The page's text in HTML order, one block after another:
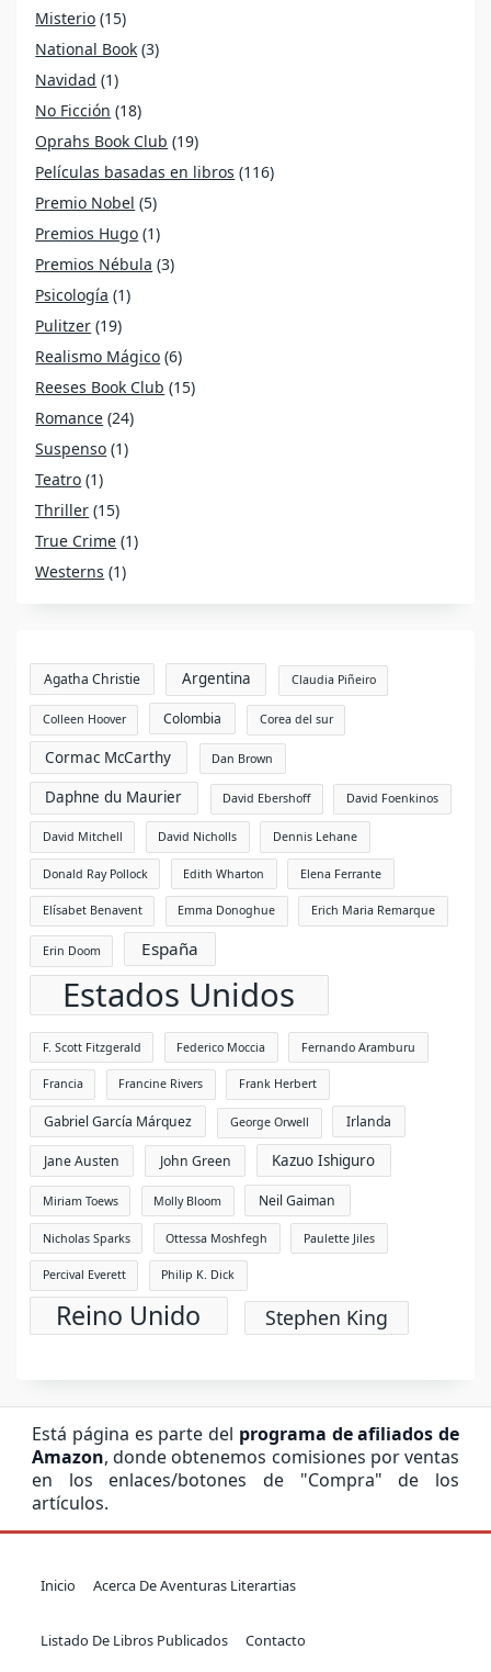
Misterio (15)
National Book (3)
Navidad (1)
No Ficción (18)
Oprahs Book Club (19)
Películas basadas en libros (116)
Premio Nobel (5)
Premios Hugo (1)
Premios Nébula (3)
Psicología (1)
Pulitzer (19)
Realismo Mágico (6)
Reeses Book Club (15)
Romance (24)
Suspenso (1)
Teatro (1)
Thriller (15)
True Crime (1)
Westerns (1)
Agatha Christie Argentina Claudia Piñeiro
Colleen Hoover Colombia Corea del sur
Cormac McCarthy Dan Brown
Daphne du Maurier David Ebershoff David Foenkinos
David Mitchell David Nicholls Dennis Lehane
Donald Ray Pollock Edith Wharton Elena Ferrante
Elísabet Benavent Emma Donoghue Erich Maria Remarque
Erin Doom España
Estados Unidos
F. Scott Fitzgerald Federico Moccia Fernando Aramburu
Francia Francine Rivers Frank Herbert
Gabriel García Márquez George Orwell Irlanda
Jane Austen John Green Kazuo Ishiguro
Miriam Toews Molly Bloom Neil Gaiman
Nicholas Sparks Ottessa Moshfegh Paulette Jiles
Percival Everett Philip K. Dick
Reino Unido Stephen King
Está página es parte del programa de afiliados de
Amazon, donde obtenemos comisiones por ventas
en los enlaces/botones de "Compra" de los
artículos.
Inicio Acerca De Aventuras Literartias
Listado De Libros Publicados Contacto